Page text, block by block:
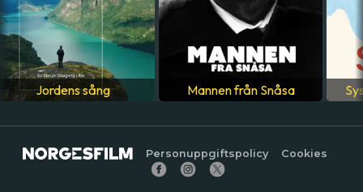
Jordens sång Mannen från Snåsa
Personuppgiftspolicy Cookies